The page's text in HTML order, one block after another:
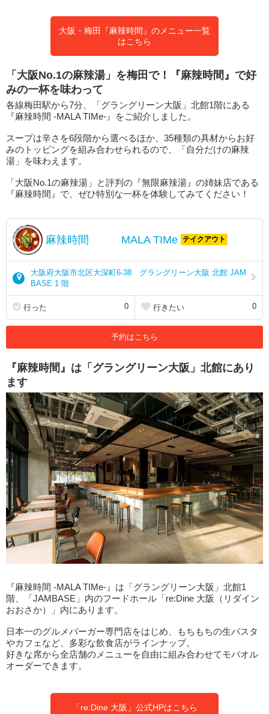
大阪・梅田『麻辣時間』のメニュー一覧
はこちら
「大阪No.1の麻辣湯」を梅田で！『麻辣時間』で好
みの一杯を味わって
各線梅田駅から7分、「グラングリーン大阪」北館1階にある
『麻辣時間 -MALA TIMe-』をご紹介しました。
スープは辛さを6段階から選べるほか、35種類の具材からお好
みのトッピングを組み合わせられるので、「自分だけの麻辣
湯」を味わえます。
「大阪No.1の麻辣湯」と評判の『無限麻辣湯』の姉妹店である
『麻辣時間』で、ぜひ特別な一杯を体験してみてください！
麻辣時間 MALA TIMe テイクアウト
大阪府大阪市北区大深町6-38 グラングリーン大阪 北館 JAM
BASE 1 階
行った 0 行きたい 0
予約はこちら
『麻辣時間』は「グラングリーン大阪」北館にあり
ます
『麻辣時間 -MALA TIMe-』は「グラングリーン大阪」北館1
階、「JAMBASE」内のフードホール「re:Dine 大阪（リダイン
おおさか）」内にあります。
日本一のグルメバーガー専門店をはじめ、もちもちの生パスタ
やカフェなど、多彩な飲食店がラインナップ。
好きな席から全店舗のメニューを自由に組み合わせてモバオル
オーダーできます。
「re:Dine 大阪」公式HPはこちら